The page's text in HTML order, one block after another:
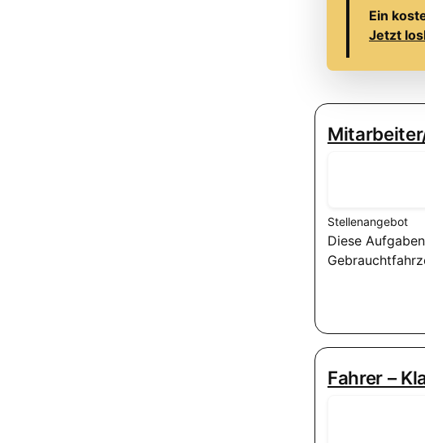
Ein
Jetzt
Stellenangebot
Diese
Fahrer –